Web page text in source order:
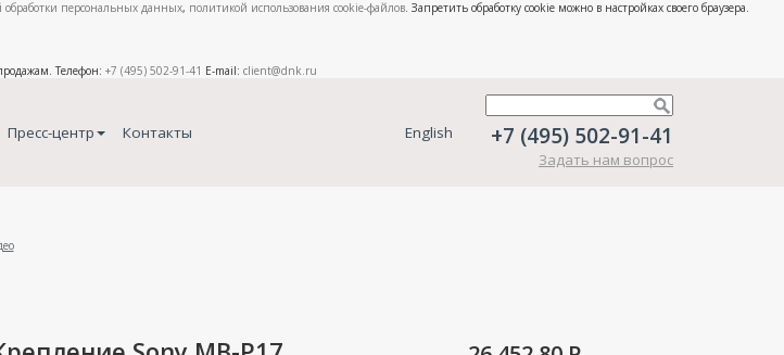
обработки персональных данных, политикой использования cookie-файлов. Запретить обработку cookie можно в настройках своего браузера.
Телефон: +7 (495) 502-91-41 E-mail: client@dnk.ru
Пресс-центр Контакты English +7 (495) 502-91-41
Задать нам вопрос